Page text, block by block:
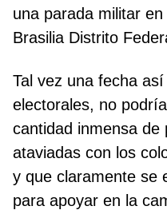
una parada militar
Brasilia Distrito
Tal vez una fecha
electorales, no
cantidad inmensa de
ataviadas con los
y que claramente se
para apoyar en la